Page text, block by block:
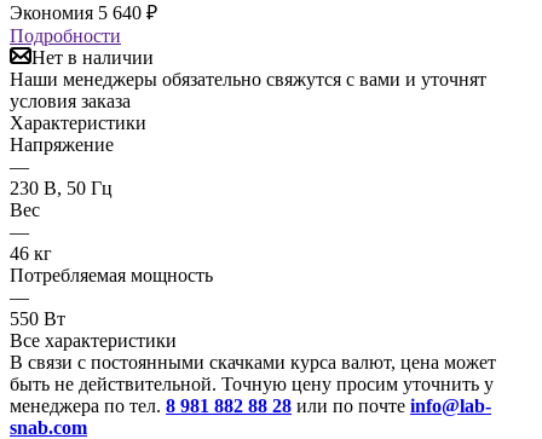
Экономия 5 640 ₽
Подробности
Нет в наличии
Наши менеджеры обязательно свяжутся с вами и уточнят
условия заказа
Характеристики
Напряжение
—
230 В, 50 Гц
Вес
—
46 кг
Потребляемая мощность
—
550 Вт
Все характеристики
В связи с постоянными скачками курса валют, цена может
быть не действительной. Точную цену просим уточнить у
менеджера по тел. 8 981 882 88 28 или по почте info@lab-
snab.com